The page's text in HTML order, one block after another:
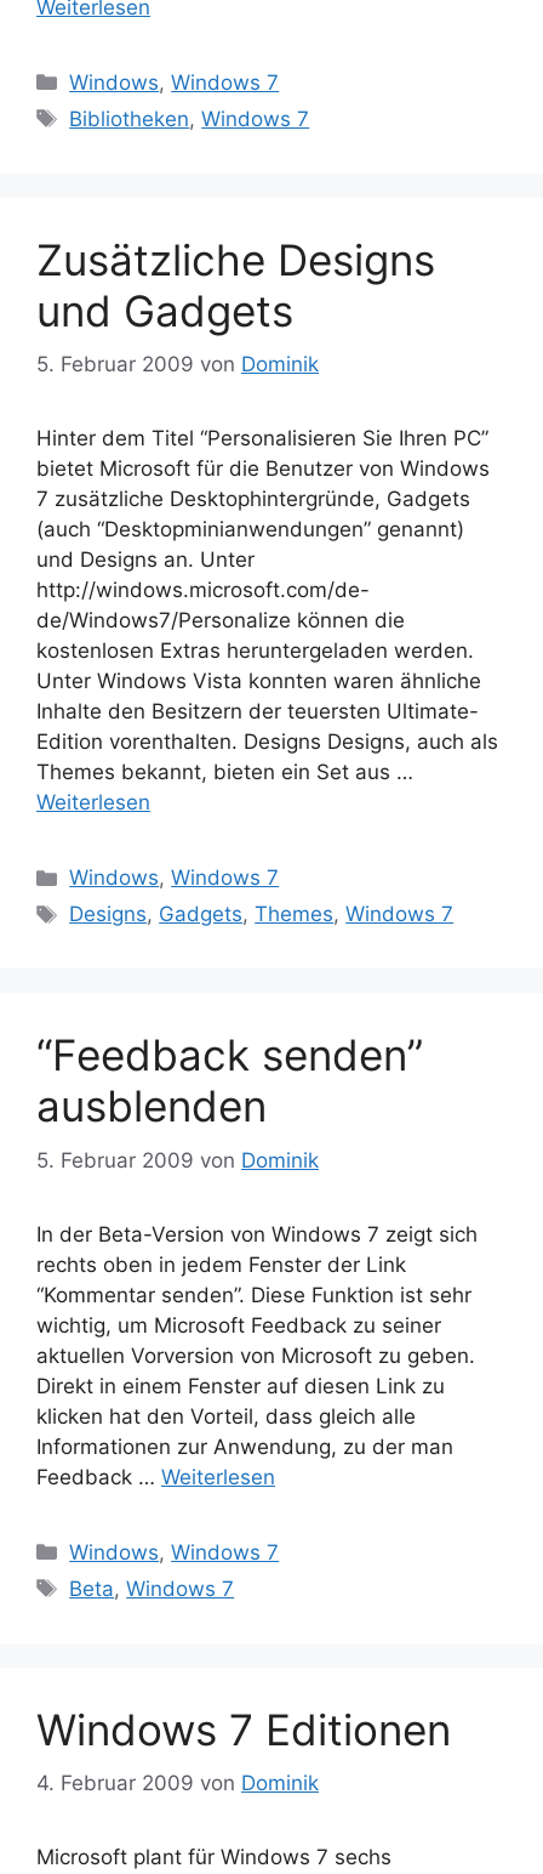
Weiterlesen
Kategorien
Windows,Windows 7
Schlagwörter
Bibliotheken,Windows 7
Zusätzliche Designs
und Gadgets
5. Februar 2009 von Dominik
Hinter dem Titel “Personalisieren Sie Ihren PC”
bietet Microsoft für die Benutzer von Windows
7 zusätzliche Desktophintergründe, Gadgets
(auch “Desktopminianwendungen” genannt)
und Designs an. Unter
http://windows.microsoft.com/de-
de/Windows7/Personalize können die
kostenlosen Extras heruntergeladen werden.
Unter Windows Vista konnten waren ähnliche
Inhalte den Besitzern der teuersten Ultimate-
Edition vorenthalten. Designs Designs, auch als
Themes bekannt, bieten ein Set aus …
Weiterlesen
Kategorien
Windows,Windows 7
Schlagwörter
Designs, Gadgets,Themes,Windows 7
“Feedback senden”
ausblenden
5. Februar 2009 von Dominik
In der Beta-Version von Windows 7 zeigt sich
rechts oben in jedem Fenster der Link
“Kommentar senden”. Diese Funktion ist sehr
wichtig, um Microsoft Feedback zu seiner
aktuellen Vorversion von Microsoft zu geben.
Direkt in einem Fenster auf diesen Link zu
klicken hat den Vorteil, dass gleich alle
Informationen zur Anwendung, zu der man
Feedback … Weiterlesen
Kategorien
Windows,Windows 7
Schlagwörter
Beta,Windows 7
Windows 7 Editionen
4. Februar 2009 von Dominik
Microsoft plant für Windows 7 sechs